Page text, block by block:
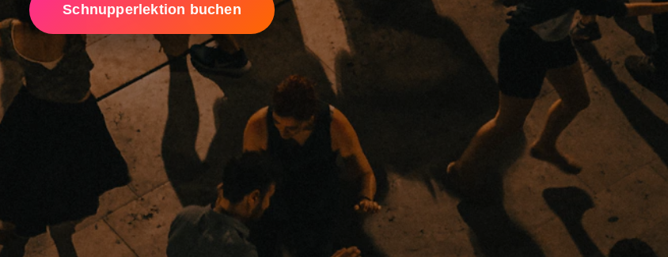
Schnupperlektion buchen